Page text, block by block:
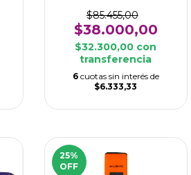
$85.455,00
$38.000,00
$32.300,00 con
transferencia
6 cuotas sin interés de
$6.333,33
25%
OFF